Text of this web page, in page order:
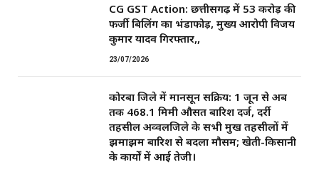
CG GST Action: छत्तीसगढ़ में 53 करोड़ की
फर्जी बिलिंग का भंडाफोड़, मुख्य आरोपी विजय
कुमार यादव गिरफ्तार,,
23/07/2026
कोरबा जिले में मानसून सक्रिय: 1 जून से अब
तक 468.1 मिमी औसत बारिश दर्ज, दर्री
तहसील अव्वलजिले के सभी प्रमुख तहसीलों में
झमाझम बारिश से बदला मौसम; खेती-किसानी
के कार्यों में आई तेजी।